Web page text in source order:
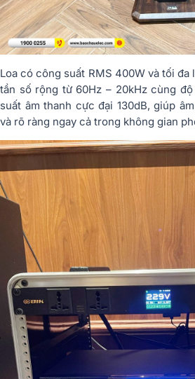
Loa có công suất RMS 400W và tối đa
tần số rộng từ 60Hz – 20kHz cùng
suất âm thanh cực đại 130dB, giúp
và rõ ràng ngay cả trong không gian